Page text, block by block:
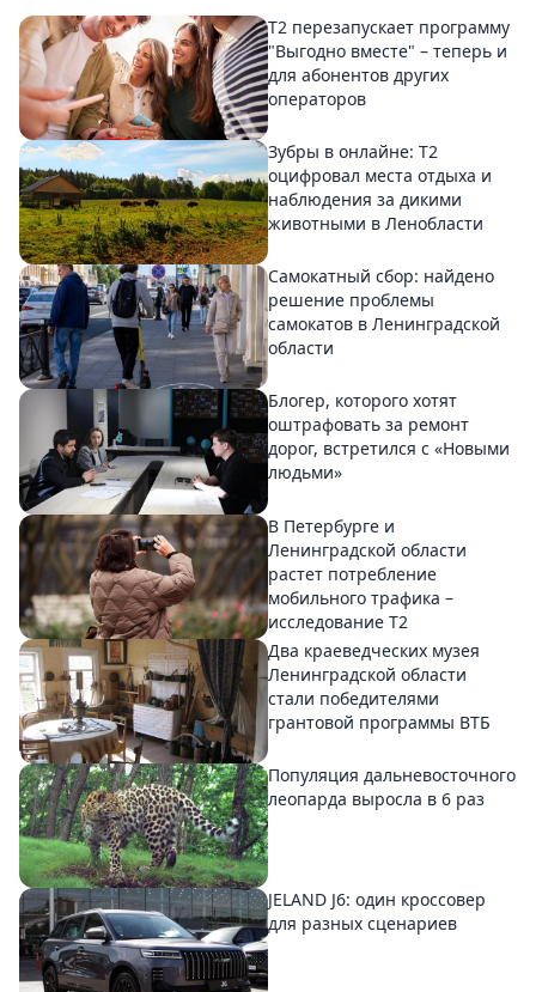
Т2 перезапускает программу
"Выгодно вместе" – теперь и
для абонентов других
операторов
Зубры в онлайне: Т2
оцифровал места отдыха и
наблюдения за дикими
животными в Ленобласти
Самокатный сбор: найдено
решение проблемы
самокатов в Ленинградской
области
Блогер, которого хотят
оштрафовать за ремонт
дорог, встретился с «Новыми
людьми»
В Петербурге и
Ленинградской области
растет потребление
мобильного трафика –
исследование T2
Два краеведческих музея
Ленинградской области
стали победителями
грантовой программы ВТБ
Популяция дальневосточного
леопарда выросла в 6 раз
JELAND J6: один кроссовер
для разных сценариев